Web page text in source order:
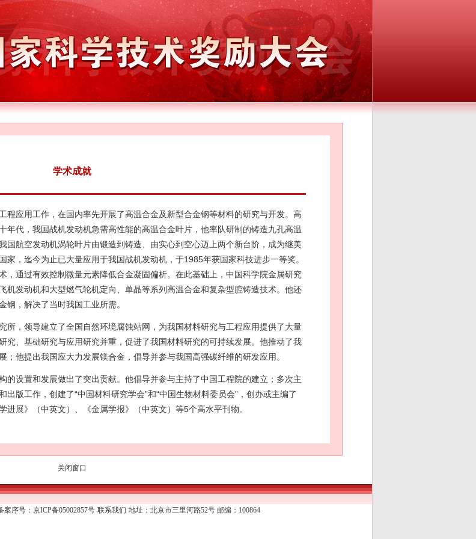
学术成就
程应用工作，在国内率先开展了高温合金及新型合金钢等材料的研究与开发。高
年代，我国战机发动机急需高性能的高温合金叶片，他率队研制的铸造九孔高温
国航空发动机涡轮叶片由锻造到铸造、由实心到空心迈上两个新台阶，成为继美
家，迄今为止已大量应用于我国战机发动机，于1985年获国家科技进步一等奖。
，通过有效控制微量元素降低合金凝固偏析。在此基础上，中国科学院金属研究
机发动机和大型燃气轮机定向、单晶等系列高温合金和复杂型腔铸造技术。他还
，解决了当时我国工业所需。
所，领导建立了全国自然环境腐蚀站网，为我国材料研究与工程应用提供了大量
究、基础研究与应用研究并重，促进了我国材料研究的可持续发展。他推动了我
；他提出我国应大力发展镁合金，倡导并参与我国高强碳纤维的研发应用。
的设置和发展做出了突出贡献。他倡导并参与主持了中国工程院的建立；多次主
版工作，创建了“中国材料研究学会”和“中国生物材料委员会”，创办或主编了
进展》（中英文）、《金属学报》（中英文）等5个高水平刊物。
关闭窗口
序号：京ICP备05002857号 联系我们 地址：北京市三里河路52号 邮编：100864